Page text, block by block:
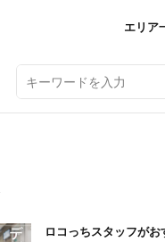
エリア
ロコっちスタッフがお